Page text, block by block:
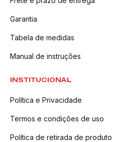
Garantia
Tabela de medidas
Manual de instruções
INSTITUCIONAL
Política e Privacidade
Termos e condições de uso
Política de retirada de produto